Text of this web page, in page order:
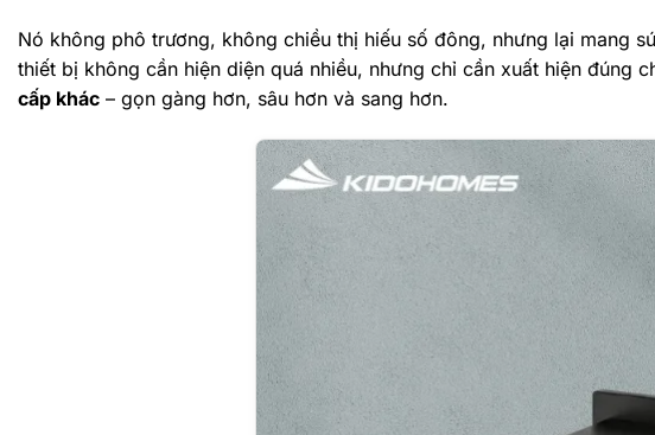
Nó không phô trương, không chiều thị hiếu số đông, nhưng lại mang
thiết bị không cần hiện diện quá nhiều, nhưng chỉ cần xuất hiện đúng
cấp khác – gọn gàng hơn, sâu hơn và sang hơn.